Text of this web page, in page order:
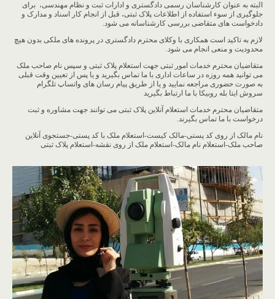
البته به عنوان کارشناسان رسمی دادگستری و ادارات ثبت و نظام مهندسی، برای
جلوگیری از سوء استفاده از اطلاعات پلاک ثبتی، قبل از انجام کار اسناد و مدارک و
دادخواست های متقاضی بررسی کارشناسانه می شود.
لازم به تاکید است همکاری با وکلای محترم دادگستری در پرونده های ملکی بدون هیچ
محدودیت و منعی انجام می شود.
متقاضیان محترم خدمات امور ثبتی جهت استعلام پلاک ثبتی و سپس نام صاحب ملک
می توانید همه روزه در ساعات اداری با ما تماس بگیرید و یا پس از تعیین وقت قبلی
به صورت حضوری مراجعه نمایید و یا از طریق پیام رسان های واتساپ تلگرام
سروش ایتا بله روبیکا با ما ارتباط بگیرید
متقاضیان محترم خدمات استعلام آنلاین پلاک ثبتی می توانند جهت مشاوره و ثبت
درخواست با ما تماس بگیرند.
نام مالک از روی کد پستی-مالک کیست-استعلام ملک با کد پستی-جستجوی آنلاین
صاحب ملک-استعلام نام مالک-استعلام ملک از روی نقشه-استعلام پلاک ثبتی